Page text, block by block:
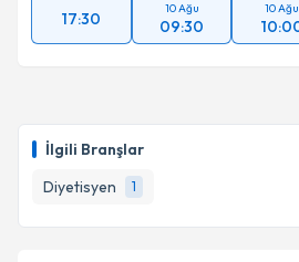
İlgili Branşlar
Diyetisyen
1
17:30
10 Ağu
09:30
10 Ağu